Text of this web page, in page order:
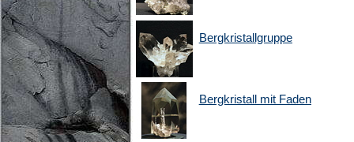
Bergkristallgruppe
Bergkristall mit Faden